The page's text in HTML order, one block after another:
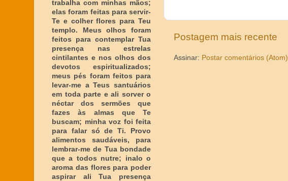
Postagem mais recente
Assinar: Postar comentários (Atom)
trabalha com minhas mãos;
elas foram feitas para servir-
Te e colher flores para Teu
templo. Meus olhos foram
feitos para contemplar Tua
presença nas estrelas
cintilantes e nos olhos dos
devotos espiritualizados;
meus pés foram feitos para
levar-me a Teus santuários
em toda parte e ali sorver o
néctar dos sermões que
fazes às almas que Te
buscam; minha voz foi feita
para falar só de Ti. Provo
alimentos saudáveis, para
lembrar-me de Tua bondade
que a todos nutre; inalo o
aroma das flores para poder
aspirar ali Tua presença